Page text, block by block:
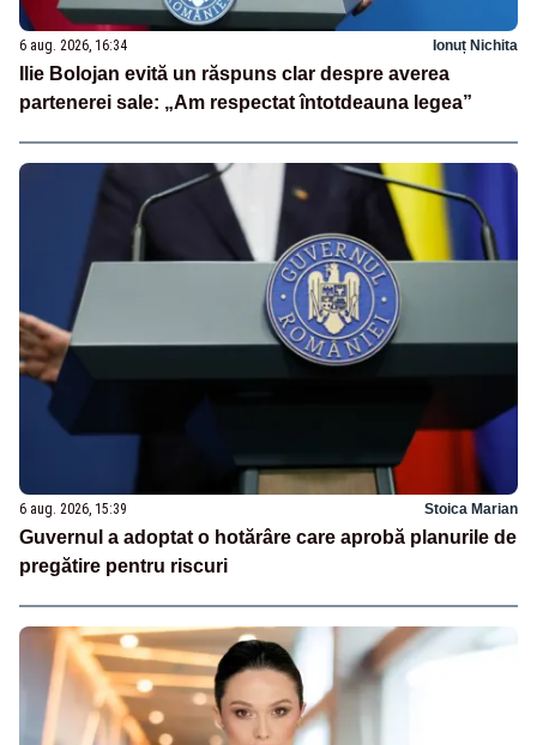
6 aug. 2026, 16:34 Ionuț Nichita
Ilie Bolojan evită un răspuns clar despre averea
partenerei sale: „Am respectat întotdeauna legea”
6 aug. 2026, 15:39 Stoica Marian
Guvernul a adoptat o hotărâre care aprobă planurile de
pregătire pentru riscuri